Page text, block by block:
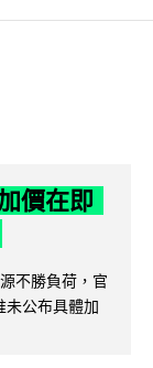
價在即
不勝負荷，官
未公布具體加